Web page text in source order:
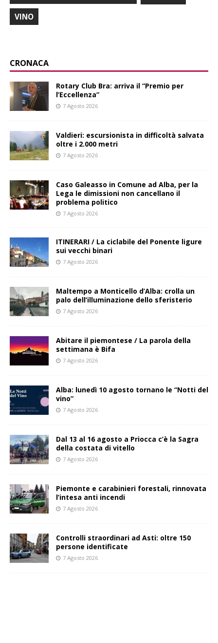
VINO
CRONACA
Rotary Club Bra: arriva il “Premio per
l’Eccellenza”
7 Agosto 2026
Valdieri: escursionista in difficoltà salvata
oltre i 2.000 metri
7 Agosto 2026
Caso Galeasso in Comune ad Alba, per la
Lega le dimissioni non cancellano il
problema politico
7 Agosto 2026
ITINERARI / La ciclabile del Ponente ligure
sui vecchi binari
7 Agosto 2026
Maltempo a Monticello d’Alba: crolla un
palo dell’illuminazione dello sferisterio
7 Agosto 2026
Abitare il piemontese / La parola della
settimana è Bifa
7 Agosto 2026
Alba: lunedì 10 agosto tornano le “Notti del
vino”
7 Agosto 2026
Dal 13 al 16 agosto a Priocca c’è la Sagra
della costata di vitello
7 Agosto 2026
Piemonte e carabinieri forestali, rinnovata
l’intesa anti incendi
7 Agosto 2026
Controlli straordinari ad Asti: oltre 150
persone identificate
7 Agosto 2026